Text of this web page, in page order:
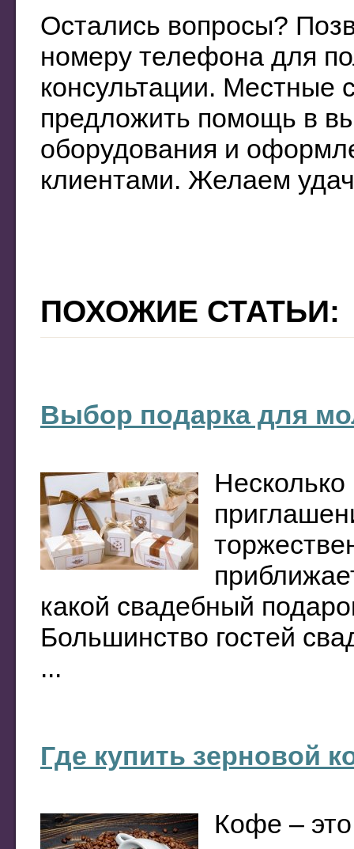
Остались вопросы?
номеру телефона для
консультации. Местные
предложить помощь в
оборудования и
клиентами. Желаем
ПОХОЖИЕ СТАТЬИ:
Выбор подарка для
какой свадебный
Большинство гостей
...
Где купить зерновой
Кофе –